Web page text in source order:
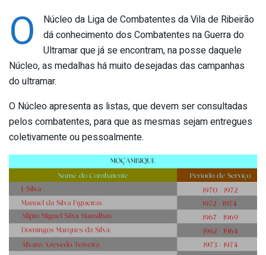
O
Núcleo da Liga de Combatentes da Vila de Ribeirão
dá conhecimento dos Combatentes na Guerra do
Ultramar que já se encontram, na posse daquele
Núcleo, as medalhas há muito desejadas das campanhas
do ultramar.
O Núcleo apresenta as listas, que devem ser consultadas
pelos combatentes, para que as mesmas sejam entregues
coletivamente ou pessoalmente.